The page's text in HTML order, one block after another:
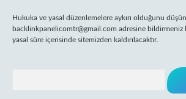
Hukuka ve yasal düzenlemelere aykırı olduğunu
backlinkpanelicomtr@gmail.com adresine bildirmeniz
yasal süre içerisinde sitemizden kaldırılacaktır.